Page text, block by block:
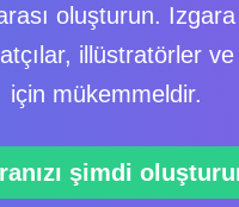
oluşturun.
illüstratörler
için mükemmeldir.
şimdi